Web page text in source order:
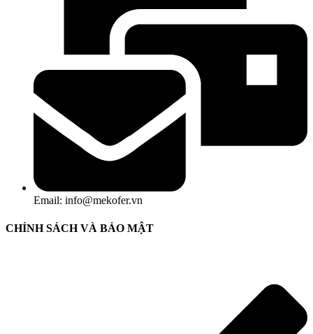
Email: info@mekofer.vn
CHÍNH SÁCH VÀ BẢO MẬT